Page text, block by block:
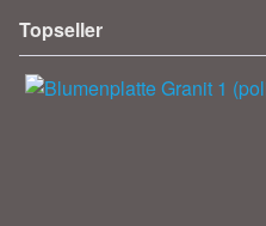
Topseller